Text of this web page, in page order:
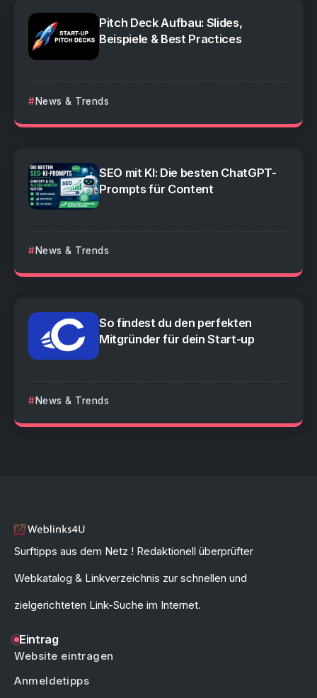
Pitch Deck Aufbau: Slides,
Beispiele & Best Practices
News & Trends
SEO mit KI: Die besten ChatGPT-
Prompts für Content
News & Trends
So findest du den perfekten
Mitgründer für dein Start-up
News & Trends
Surftipps aus dem Netz ! Redaktionell überprüfter
Webkatalog & Linkverzeichnis zur schnellen und
zielgerichteten Link-Suche im Internet.
Eintrag
Website eintragen
Anmeldetipps